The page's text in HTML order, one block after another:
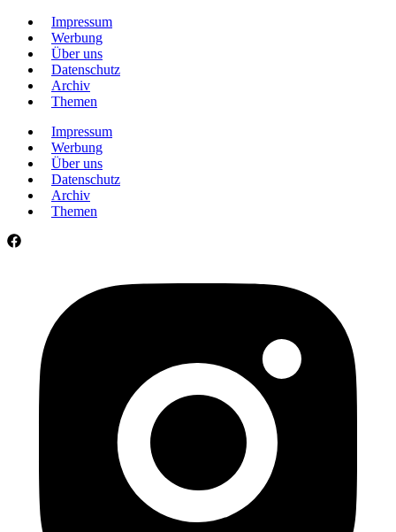
Impressum
Werbung
Über uns
Datenschutz
Archiv
Themen
Impressum
Werbung
Über uns
Datenschutz
Archiv
Themen